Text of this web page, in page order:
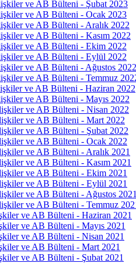
ve AB Bülteni - Şubat 2023
ve AB Bülteni - Ocak 2023
ve AB Bülteni - Aralık 2022
ve AB Bülteni - Kasım 2022
ve AB Bülteni - Ekim 2022
ve AB Bülteni - Eylül 2022
ve AB Bülteni - Ağustos 2022
ve AB Bülteni - Temmuz
ve AB Bülteni - Haziran 2022
ve AB Bülteni - Mayıs 2022
ve AB Bülteni - Nisan 2022
ve AB Bülteni - Mart 2022
ve AB Bülteni - Şubat 2022
ve AB Bülteni - Ocak 2022
ve AB Bülteni - Aralık 2021
ve AB Bülteni - Kasım 2021
ve AB Bülteni - Ekim 2021
ve AB Bülteni - Eylül 2021
ve AB Bülteni - Ağustos 2021
ve AB Bülteni - Temmuz
ve AB Bülteni - Haziran 2021
ve AB Bülteni - Mayıs 2021
ve AB Bülteni - Nisan 2021
ve AB Bülteni - Mart 2021
ve AB Bülteni - Şubat 2021